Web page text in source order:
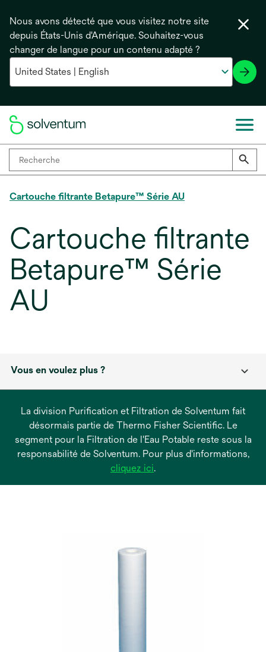
Nous avons détecté que vous visitez notre site
depuis États-Unis d'Amérique. Souhaitez-vous
changer de langue pour un contenu adapté ?
Cartouche filtrante Betapure™ Série AU
Cartouche filtrante
Betapure™ Série
AU
Vous en voulez plus ?
La division Purification et Filtration de Solventum fait
désormais partie de Thermo Fisher Scientific. Le
segment pour la Filtration de l'Eau Potable reste sous la
responsabilité de Solventum. Pour plus d'informations,
cliquez icis’ouvre
.